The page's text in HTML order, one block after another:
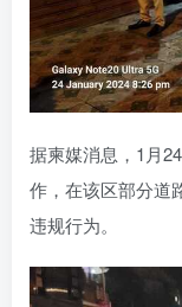
据柬媒消息，1月
作，在该区部分道
违规行为。